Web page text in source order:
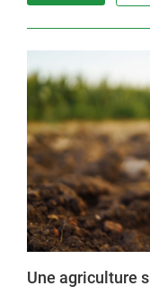
Une agriculture